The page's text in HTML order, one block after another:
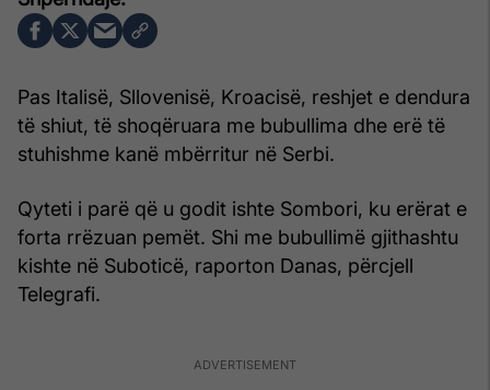
Pas Italisë, Sllovenisë, Kroacisë, reshjet e dendura
të shiut, të shoqëruara me bubullima dhe erë të
stuhishme kanë mbërritur në Serbi.
Qyteti i parë që u godit ishte Sombori, ku erërat e
forta rrëzuan pemët. Shi me bubullimë gjithashtu
kishte në Suboticë, raporton Danas, përcjell
Telegrafi.